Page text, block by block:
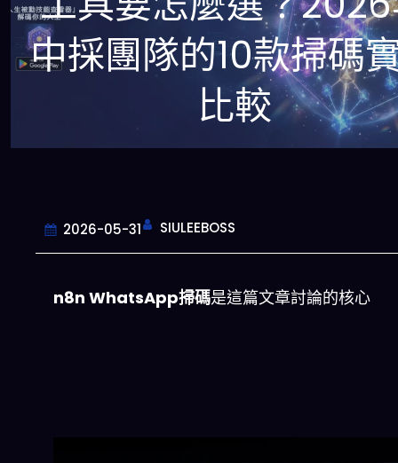
中採團隊的10款掃碼
比較
2026-05-31 SIULEEBOSS
n8n WhatsApp掃碼是這篇文章討論的核心